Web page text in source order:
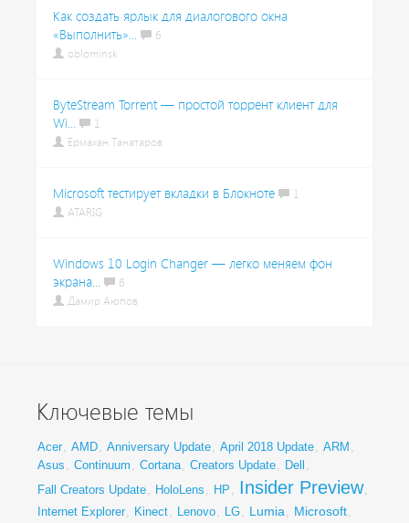
Как создать ярлык для диалогового окна
«Выполнить»...
6
oblominsk
ByteStream Torrent — простой торрент клиент для
Wi...
1
Ермахан Танатаров
Microsoft тестирует вкладки в Блокноте
1
ATARIG
Windows 10 Login Changer — легко меняем фон
экрана...
6
Дамир Аюпов
Ключевые темы
Acer, AMD, Anniversary Update, April 2018 Update, ARM ,
Asus , Continuum , Cortana, Creators Update, Dell ,
Fall Creators Update, HoloLens , HP , Insider Preview,
Internet Explorer, Kinect, Lenovo, LG, Lumia, Microsoft,